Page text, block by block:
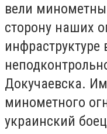
вели
сторону наших
инфраструктуре
Докучаевска.
минометного
украинский